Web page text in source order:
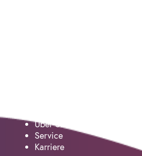
Über Uns
Service
Karriere